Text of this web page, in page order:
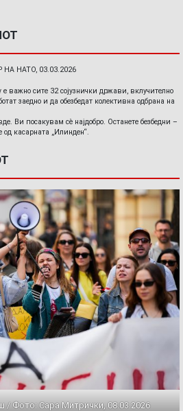
НАТО, 03.03.2026
важно сите 32 сојузнички држави, вклучително
заедно и да обезбедат колективна одбрана на
Ви посакувам сè најдобро. Останете безбедни –
од касарната „Илинден“.
Фото: Сара Митрички, 08.03.2026